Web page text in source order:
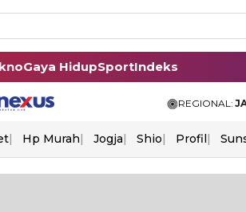
Gaya HidupSportIndeks
REGIONAL:
Hp Murah Jogja Shio Profil